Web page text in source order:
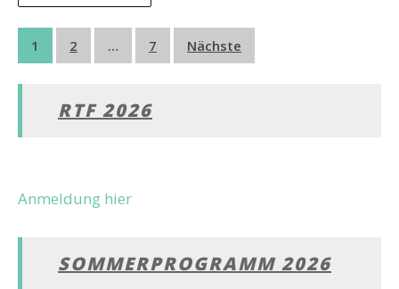
Seitennummerierung
der
Beiträge
1 2 … 7 Nächste
RTF 2026
Anmeldung hier
SOMMERPROGRAMM 2026